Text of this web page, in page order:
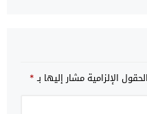
الحقول الإلزامية مشار إليها بـ*